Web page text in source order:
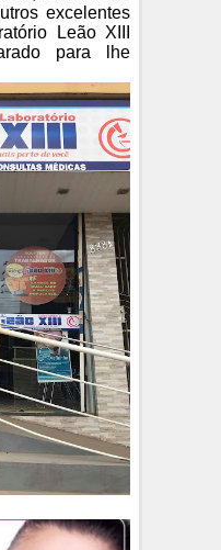
excelentes
Leão XIII
para lhe